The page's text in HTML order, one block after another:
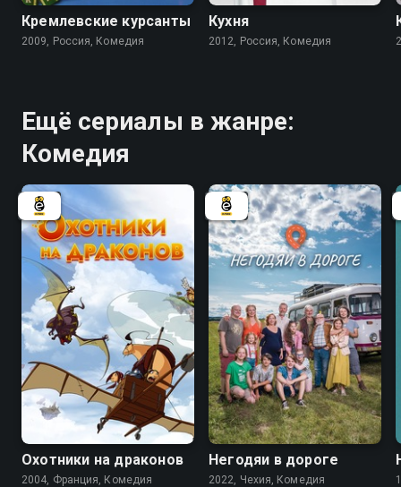
Кремлевские курсанты
2009, Россия, Комедия
Кухня
2012, Россия, Комедия
Ещё сериалы в жанре:
Комедия
Охотники на драконов
2004, Франция, Комедия
6.0
Негодяи в дороге
2022, Чехия, Комедия